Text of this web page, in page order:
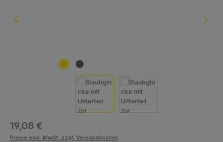
Regulärer Preis:
19,08 €
Preise exkl. MwSt. zzgl. Versandkosten